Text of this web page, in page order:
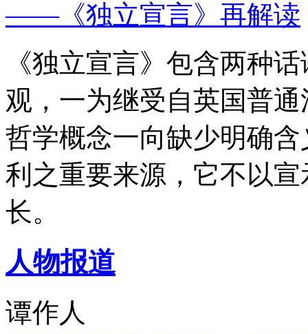
——《独立宣言》再解读
《独立宣言》包含两种
观，一为继受自英国普
哲学概念一向缺少明确
利之重要来源，它不以
长。
人物报道
谭作人